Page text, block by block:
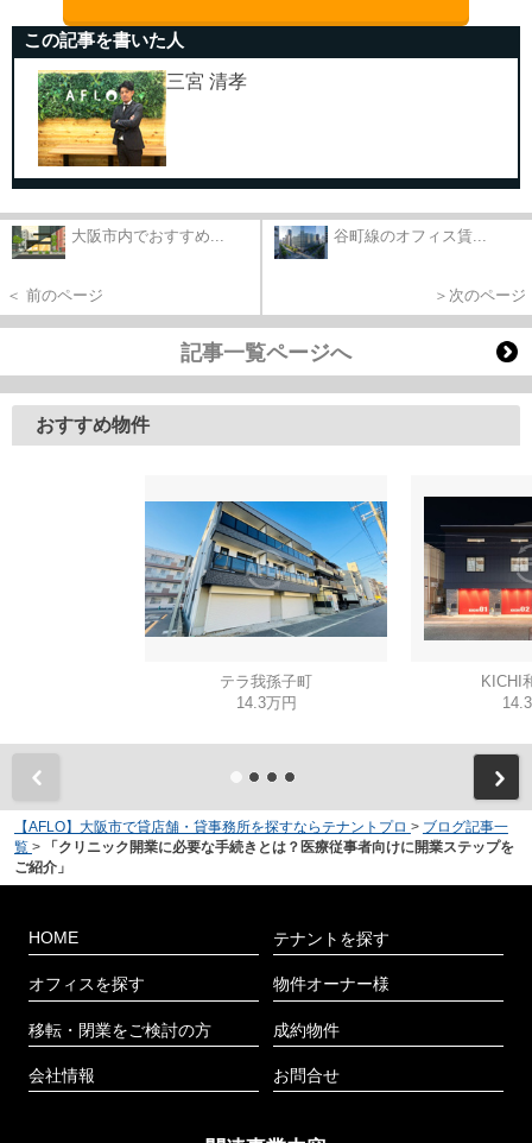
この記事を書いた人
三宮 清孝
大阪市内でおすすめ...
＜ 前のページ
谷町線のオフィス賃...
＞次のページ
記事一覧ページへ
おすすめ物件
テラ我孫子町
14.3万円
KICHI
【AFLO】大阪市で貸店舗・貸事務所を探すならテナントプロ > ブログ記事一
覧 >
「クリニック開業に必要な手続きとは？医療従事者向けに開業ステップを
ご紹介」
HOME
オフィスを探す
移転・閉業をご検討の方
会社情報
テナントを探す
物件オーナー様
成約物件
お問合せ